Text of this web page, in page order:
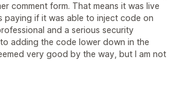
comment form. That means it was live
paying if it was able to inject code on
and a serious security
adding the code lower down in the
very good by the way, but I am not